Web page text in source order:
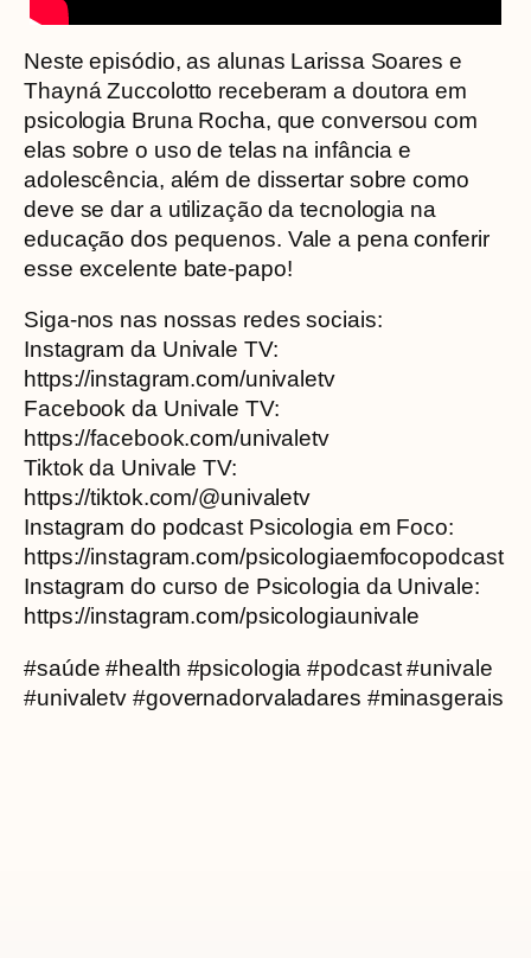
Neste episódio, as alunas Larissa Soares e
Thayná Zuccolotto receberam a doutora em
psicologia Bruna Rocha, que conversou com
elas sobre o uso de telas na infância e
adolescência, além de dissertar sobre como
deve se dar a utilização da tecnologia na
educação dos pequenos. Vale a pena conferir
esse excelente bate-papo!
Siga-nos nas nossas redes sociais:
Instagram da Univale TV:
https://instagram.com/univaletv
Facebook da Univale TV:
https://facebook.com/univaletv
Tiktok da Univale TV:
https://tiktok.com/@univaletv
Instagram do podcast Psicologia em Foco:
https://instagram.com/psicologiaemfocopodcast
Instagram do curso de Psicologia da Univale:
https://instagram.com/psicologiaunivale
#saúde #health #psicologia #podcast #univale
#univaletv #governadorvaladares #minasgerais